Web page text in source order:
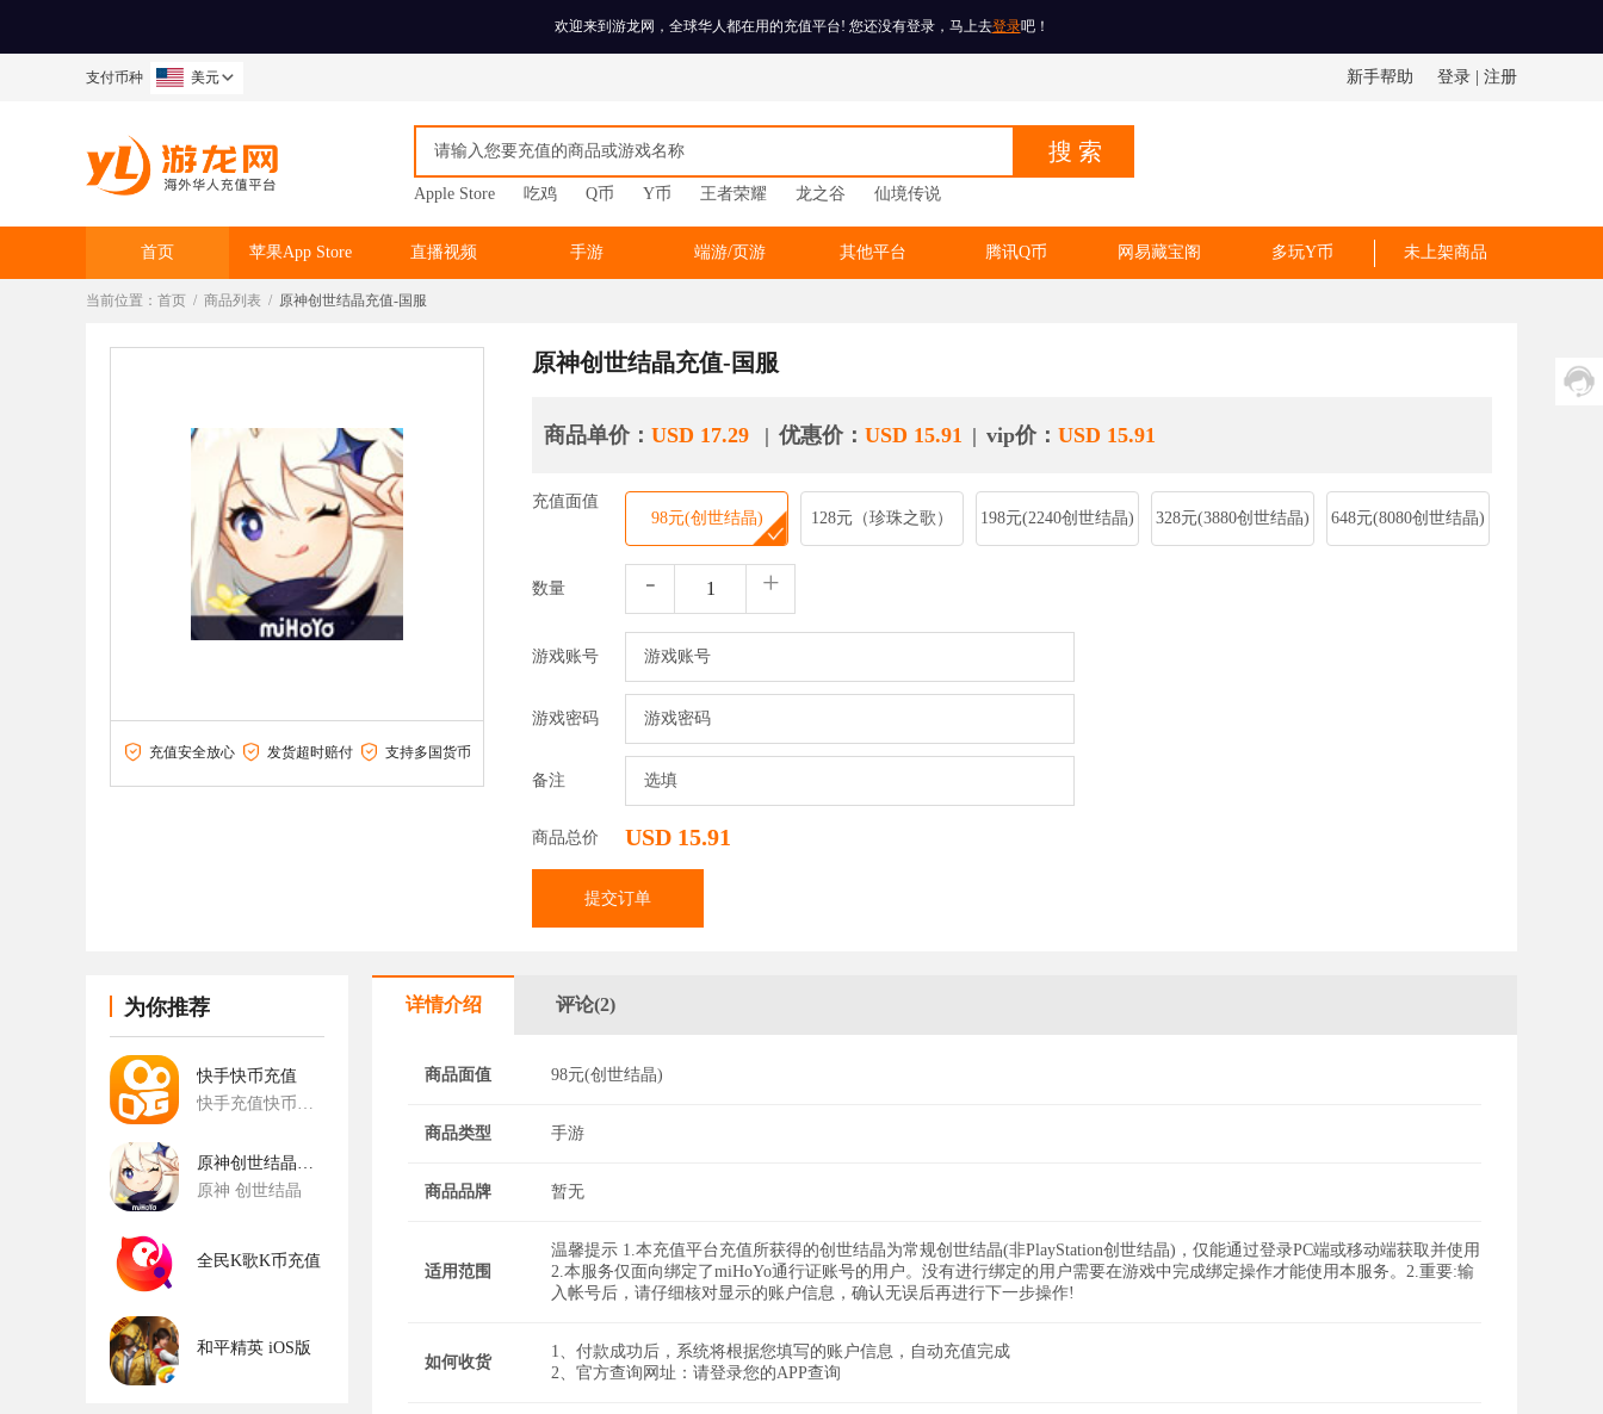
欢迎来到游龙网，全球华人都在用的充值平台! 您还没有登录，马上去登录吧！
支付币种 美元 新手帮助 登录 注册
搜 索
Apple Store 吃鸡 Q币 Y币 王者荣耀 龙之谷 仙境传说
首页 苹果App Store 直播视频 手游 端游/页游 其他平台 腾讯Q币 网易藏宝阁 多玩Y币 未上架商品
当前位置： 首页 / 商品列表 / 原神创世结晶充值-国服
充值安全放心 发货超时赔付 支持多国货币
原神创世结晶充值-国服
商品单价： USD 17.29 | 优惠价： USD 15.91 | vip价： USD 15.91
充值面值
98元(创世结晶)
128元（珍珠之歌） 198元(2240创世结晶) 328元(3880创世结晶) 648元(8080创世结晶)
数量 - +
游戏账号
游戏密码
备注
商品总价 USD 15.91
提交订单
为你推荐
快手快币充值
原神 创世结晶
全民K歌K币充值
和平精英 iOS版
详情介绍 评论(2)
商品面值 98元(创世结晶)
商品类型 手游
商品品牌 暂无
适用范围
温馨提示 1.本充值平台充值所获得的创世结晶为常规创世结晶(非PlayStation创世结晶)，仅能通过登录PC端或移动端获取并使用
2.本服务仅面向绑定了miHoYo通行证账号的用户。没有进行绑定的用户需要在游戏中完成绑定操作才能使用本服务。2.重要:输
入帐号后，请仔细核对显示的账户信息，确认无误后再进行下一步操作!
如何收货
1、付款成功后，系统将根据您填写的账户信息，自动充值完成
2、官方查询网址：请登录您的APP查询